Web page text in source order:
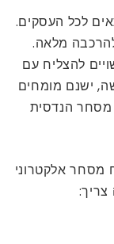
לכל העסקים.
מלאה.
להצליח עם
ישנם מומחים
מסחר הנדסית
מסחר אלקטרוני